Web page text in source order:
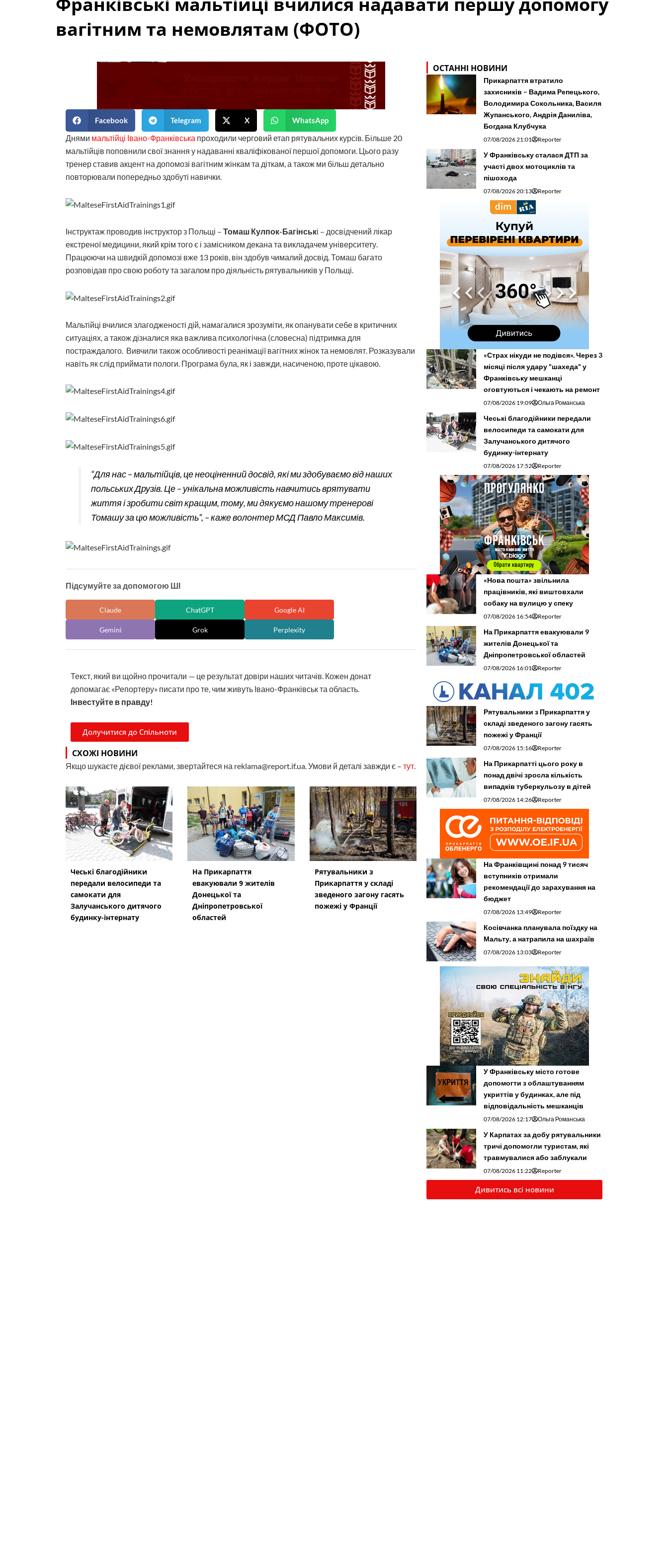
вагітним та немовлятам (ФОТО)
Facebook Telegram X WhatsApp
Днями мальтійці Івано-Франківська проходили черговий етап рятувальних курсів. Більше 20
мальтійців поповнили свої знання у надаванні кваліфікованої першої допомоги. Цього разу
тренер ставив акцент на допомозі вагітним жінкам та діткам, а також ми більш детально
повторювали попередньо здобуті навички.
Інструктаж проводив інструктор з Польщі – Томаш Кулпок-Багінські – досвідчений лікар
екстреної медицини, який крім того є і замісником декана та викладачем університету.
Працюючи на швидкій допомозі вже 13 років, він здобув чималий досвід. Томаш багато
розповідав про свою роботу та загалом про діяльність рятувальників у Польщі.
Мальтійці вчилися злагодженості дій, намагалися зрозуміти, як опанувати себе в критичних
ситуаціях, а також дізналися яка важлива психологічна (словесна) підтримка для
постраждалого. Вивчили також особливості реанімації вагітних жінок та немовлят. Розказували
навіть як слід приймати пологи. Програма була, як і завжди, насиченою, проте цікавою.
“Для нас – мальтійців, це неоціненний досвід, які ми здобуваємо від наших
польських Друзів. Це – унікальна можливість навчитись врятувати
життя і зробити світ кращим, тому, ми дякуємо нашому тренерові
Томашу за цю можливість”, – каже волонтер МСД Павло Максимів.
Підсумуйте за допомогою ШІ
Claude ChatGPT Google AI
Gemini Grok Perplexity
Текст, який ви щойно прочитали — це результат довіри наших читачів. Кожен донат
допомагає «Репортеру» писати про те, чим живуть Івано-Франківськ та область.
Інвестуйте в правду!
Долучитися до Спільноти
СХОЖІ НОВИНИ
Якщо шукаєте дієвої реклами, звертайтеся на reklama@report.if.ua. Умови й деталі завжди є – тут.
Чеські благодійники
передали велосипеди та
самокати для
Залучанського дитячого
будинку-інтернату
На Прикарпаття
евакуювали 9 жителів
Донецької та
Дніпропетровської
областей
Рятувальники з
Прикарпаття у складі
зведеного загону гасять
пожежі у Франції
ОСТАННІ НОВИНИ
Прикарпаття втратило
захисників – Вадима Репецького,
Володимира Сокольника, Василя
Жупанського, Андрія Даниліва,
Богдана Клубчука
07/08/2026 21:01 Reporter
У Франківську сталася ДТП за
участі двох мотоциклів та
пішохода
07/08/2026 20:13 Reporter
«Страх нікуди не подівся». Через 3
місяці після удару "шахеда" у
Франківську мешканці
оговтуються і чекають на ремонт
07/08/2026 19:09 Ольга Романська
Чеські благодійники передали
велосипеди та самокати для
Залучанського дитячого
будинку-інтернату
07/08/2026 17:52 Reporter
«Нова пошта» звільнила
працівників, які виштовхали
собаку на вулицю у спеку
07/08/2026 16:54 Reporter
На Прикарпаття евакуювали 9
жителів Донецької та
Дніпропетровської областей
07/08/2026 16:01 Reporter
Рятувальники з Прикарпаття у
складі зведеного загону гасять
пожежі у Франції
07/08/2026 15:16 Reporter
На Прикарпатті цього року в
понад двічі зросла кількість
випадків туберкульозу в дітей
07/08/2026 14:26 Reporter
На Франківщині понад 9 тисяч
вступників отримали
рекомендації до зарахування на
бюджет
07/08/2026 13:49 Reporter
Косівчанка планувала поїздку на
Мальту, а натрапила на шахраїв
07/08/2026 13:03 Reporter
У Франківську місто готове
допомогти з облаштуванням
укриттів у будинках, але під
відповідальність мешканців
07/08/2026 12:17 Ольга Романська
У Карпатах за добу рятувальники
тричі допомогли туристам, які
травмувалися або заблукали
07/08/2026 11:22 Reporter
Дивитись всі новини